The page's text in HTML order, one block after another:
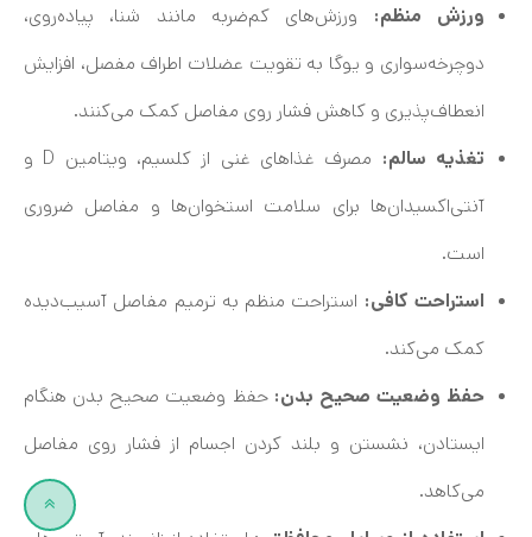
ورزش منظم: ورزش‌های کم‌ضربه مانند شنا، پیاده‌روی،
دوچرخه‌سواری و یوگا به تقویت عضلات اطراف مفصل، افزایش
انعطاف‌پذیری و کاهش فشار روی مفاصل کمک می‌کنند.
تغذیه سالم:
مصرف غذاهای غنی از کلسیم، ویتامین D و
آنتی‌اکسیدان‌ها برای سلامت استخوان‌ها و مفاصل ضروری
است.
استراحت کافی: استراحت منظم به ترمیم مفاصل آسیب‌دیده
کمک می‌کند.
حفظ وضعیت صحیح بدن: حفظ وضعیت صحیح بدن هنگام
ایستادن، نشستن و بلند کردن اجسام از فشار روی مفاصل
می‌کاهد.